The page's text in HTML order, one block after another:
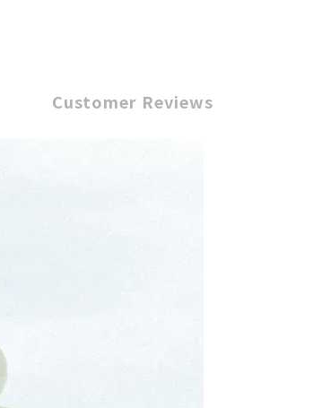
Customer Reviews